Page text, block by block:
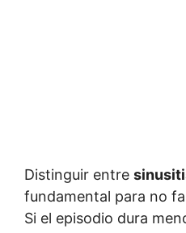
Distinguir entre
fundamental para no
Si el episodio dura